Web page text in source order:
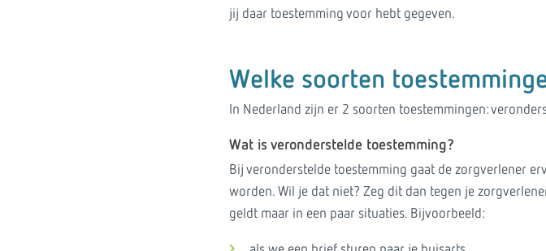
jij daar toestemming voor hebt gegeven.
Welke soorten
In Nederland zijn er 2 soorten toestemmingen:
Wat is veronderstelde toestemming?
Bij veronderstelde toestemming gaat de zorgverlener
worden. Wil je dat niet? Zeg dit dan tegen je
geldt maar in een paar situaties. Bijvoorbeeld: